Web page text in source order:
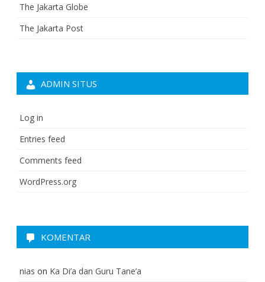
The Jakarta Globe
The Jakarta Post
ADMIN SITUS
Log in
Entries feed
Comments feed
WordPress.org
KOMENTAR
nias on Ka Di’a dan Guru Tane’a